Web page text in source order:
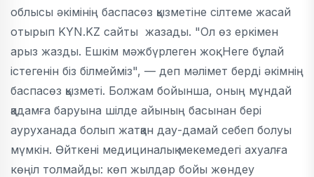
облысы әкімінің баспасөз қызметіне сілтеме жасай
отырып KYN.KZ сайты жазады. "Ол өз еркімен
арыз жазды. Ешкім мәжбүрлеген жоқ. Неге бұлай
істегенін біз білмейміз", — деп мәлімет берді әкімнің
баспасөз қызметі. Болжам бойынша, оның мұндай
қадамға баруына шілде айының басынан бері
ауруханада болып жатқан дау-дамай себеп болуы
мүмкін. Өйткені медициналық мекемедегі ахуалға
көңіл толмайды: көп жылдар бойы жөндеу